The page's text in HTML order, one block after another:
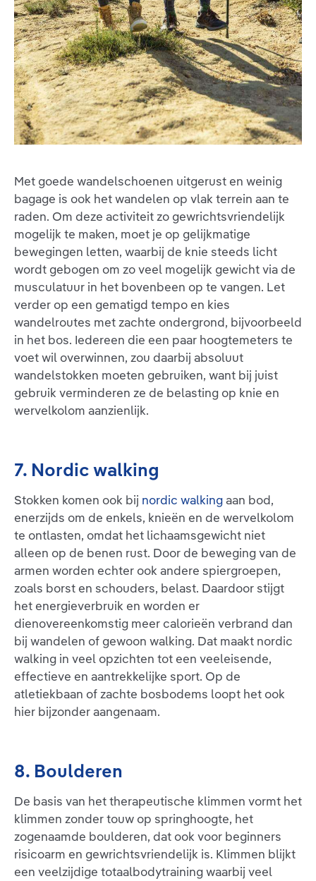
Met goede wandelschoenen uitgerust en weinig
bagage is ook het wandelen op vlak terrein aan te
raden. Om deze activiteit zo gewrichtsvriendelijk
mogelijk te maken, moet je op gelijkmatige
bewegingen letten, waarbij de knie steeds licht
wordt gebogen om zo veel mogelijk gewicht via de
musculatuur in het bovenbeen op te vangen. Let
verder op een gematigd tempo en kies
wandelroutes met zachte ondergrond, bijvoorbeeld
in het bos. Iedereen die een paar hoogtemeters te
voet wil overwinnen, zou daarbij absoluut
wandelstokken moeten gebruiken, want bij juist
gebruik verminderen ze de belasting op knie en
wervelkolom aanzienlijk.
7. Nordic walking
Stokken komen ook bij nordic walkingaan bod,
enerzijds om de enkels, knieën en de wervelkolom
te ontlasten, omdat het lichaamsgewicht niet
alleen op de benen rust. Door de beweging van de
armen worden echter ook andere spiergroepen,
zoals borst en schouders, belast. Daardoor stijgt
het energieverbruik en worden er
dienovereenkomstig meer calorieën verbrand dan
bij wandelen of gewoon walking. Dat maakt nordic
walking in veel opzichten tot een veeleisende,
effectieve en aantrekkelijke sport. Op de
atletiekbaan of zachte bosbodems loopt het ook
hier bijzonder aangenaam.
8. Boulderen
De basis van het therapeutische klimmen vormt het
klimmen zonder touw op springhoogte, het
zogenaamde boulderen, dat ook voor beginners
risicoarm en gewrichtsvriendelijk is. Klimmen blijkt
een veelzijdige totaalbodytraining waarbij veel